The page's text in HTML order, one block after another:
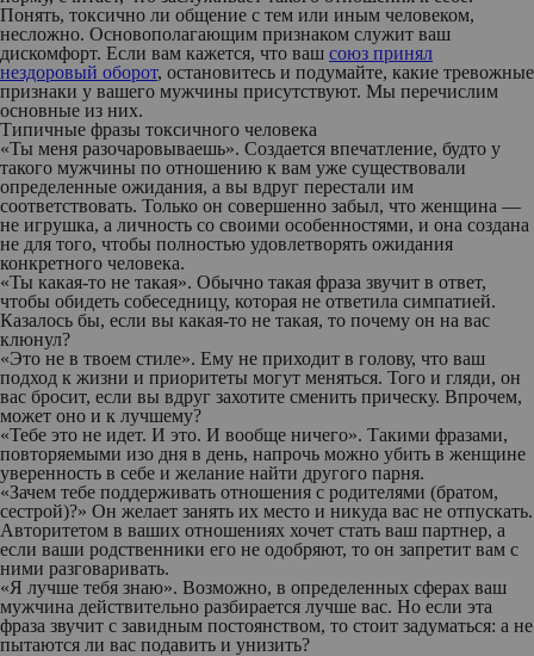
Понять, токсично ли общение с тем или иным человеком,
несложно. Основополагающим признаком служит ваш
дискомфорт. Если вам кажется, что ваш союз принял
нездоровый оборот, остановитесь и подумайте, какие тревожные
признаки у вашего мужчины присутствуют. Мы перечислим
основные из них.
Типичные фразы токсичного человека
«Ты меня разочаровываешь». Создается впечатление, будто у
такого мужчины по отношению к вам уже существовали
определенные ожидания, а вы вдруг перестали им
соответствовать. Только он совершенно забыл, что женщина —
не игрушка, а личность со своими особенностями, и она создана
не для того, чтобы полностью удовлетворять ожидания
конкретного человека.
«Ты какая-то не такая». Обычно такая фраза звучит в ответ,
чтобы обидеть собеседницу, которая не ответила симпатией.
Казалось бы, если вы какая-то не такая, то почему он на вас
клюнул?
«Это не в твоем стиле». Ему не приходит в голову, что ваш
подход к жизни и приоритеты могут меняться. Того и гляди, он
вас бросит, если вы вдруг захотите сменить прическу. Впрочем,
может оно и к лучшему?
«Тебе это не идет. И это. И вообще ничего». Такими фразами,
повторяемыми изо дня в день, напрочь можно убить в женщине
уверенность в себе и желание найти другого парня.
«Зачем тебе поддерживать отношения с родителями (братом,
сестрой)?» Он желает занять их место и никуда вас не отпускать.
Авторитетом в ваших отношениях хочет стать ваш партнер, а
если ваши родственники его не одобряют, то он запретит вам с
ними разговаривать.
«Я лучше тебя знаю». Возможно, в определенных сферах ваш
мужчина действительно разбирается лучше вас. Но если эта
фраза звучит с завидным постоянством, то стоит задуматься: а не
пытаются ли вас подавить и унизить?